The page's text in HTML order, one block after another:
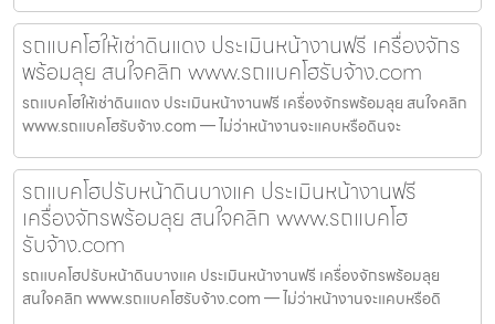
รถแบคโฮให้เช่าดินแดง ประเมินหน้างานฟรี เครื่องจักร
พร้อมลุย สนใจคลิก www.รถแบคโฮรับจ้าง.com
รถแบคโฮให้เช่าดินแดง ประเมินหน้างานฟรี เครื่องจักรพร้อมลุย สนใจคลิก
www.รถแบคโฮรับจ้าง.com — ไม่ว่าหน้างานจะแคบหรือดินจะ
รถแบคโฮปรับหน้าดินบางแค ประเมินหน้างานฟรี
เครื่องจักรพร้อมลุย สนใจคลิก www.รถแบคโฮ
รับจ้าง.com
รถแบคโฮปรับหน้าดินบางแค ประเมินหน้างานฟรี เครื่องจักรพร้อมลุย
สนใจคลิก www.รถแบคโฮรับจ้าง.com — ไม่ว่าหน้างานจะแคบหรือดิ